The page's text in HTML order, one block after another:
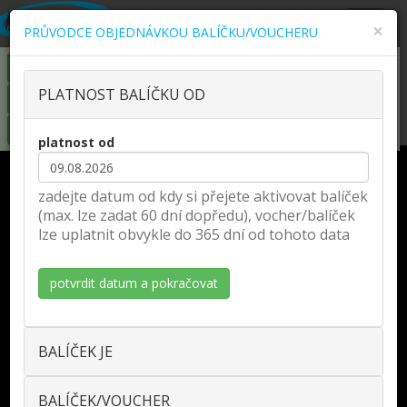
KOUPIT COOL MINI/MAXI ONLINE
KOUPIT ČLENSTVÍ ONLINE
DNES OTEVŘENO:
fitness 8:00 - 21:00
wellness 11:00 - 20:00
Husova třída 1373/13,
České Budějovice
KONTAKTY:
TEL.: volejte ZDARMA
PRO NÁVŠTĚVNÍKY:
×
PRŮVODCE OBJEDNÁVKOU BALÍČKU/VOUCHERU
PLATNOST BALÍČKU OD
platnost od
zadejte datum od kdy si přejete aktivovat balíček
(max. lze zadat 60 dní dopředu), vocher/balíček
lze uplatnit obvykle do 365 dní od tohoto data
BALÍČEK JE
BALÍČEK/VOUCHER